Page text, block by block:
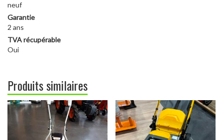
neuf
Garantie
2 ans
TVA récupérable
Oui
Produits similaires